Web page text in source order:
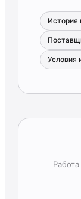
История
Условия